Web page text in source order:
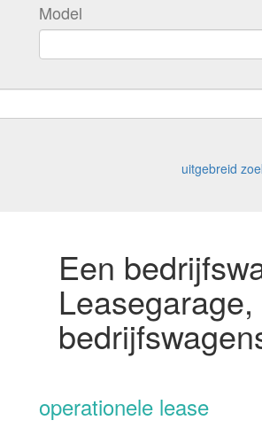
Model
uitgebreid
Een
operationele lease